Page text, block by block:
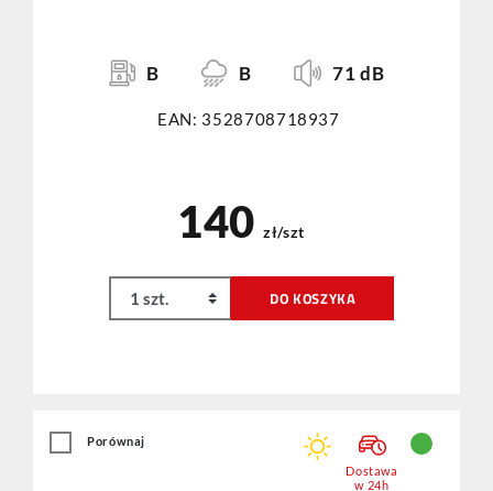
B B 71 dB
EAN: 3528708718937
140 zł/szt
DO KOSZYKA
Porównaj
Dostawa
w 24h